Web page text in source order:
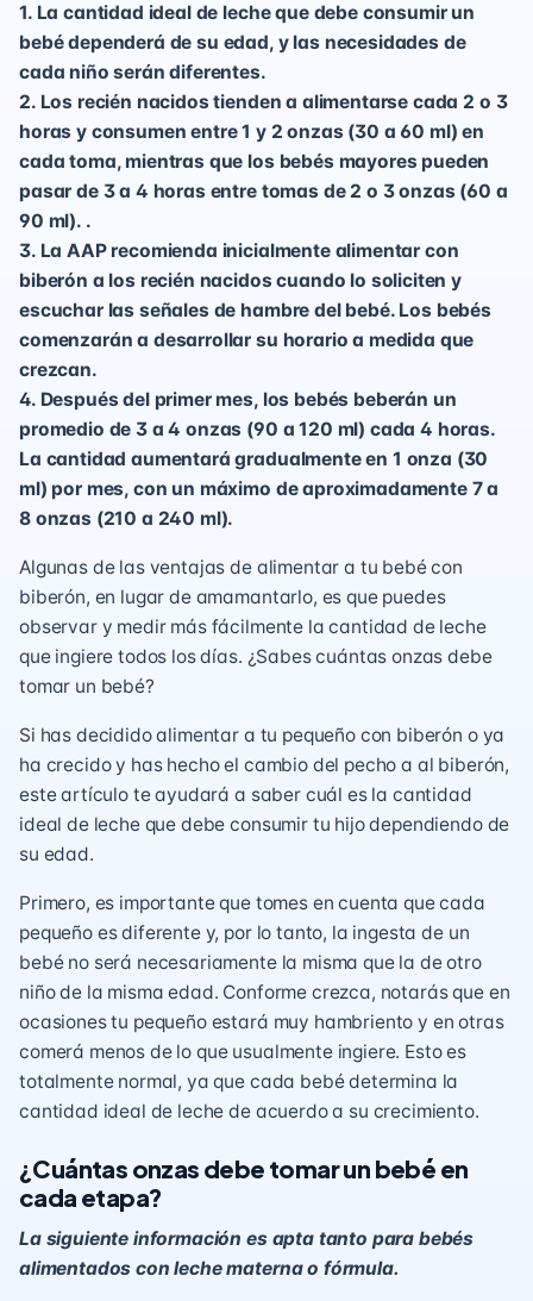
1. La cantidad ideal de leche que debe consumir un
bebé dependerá de su edad, y las necesidades de
cada niño serán diferentes.
2. Los recién nacidos tienden a alimentarse cada 2 o 3
horas y consumen entre 1 y 2 onzas (30 a 60 ml) en
cada toma, mientras que los bebés mayores pueden
pasar de 3 a 4 horas entre tomas de 2 o 3 onzas (60 a
90 ml). .
3. La AAP recomienda inicialmente alimentar con
biberón a los recién nacidos cuando lo soliciten y
escuchar las señales de hambre del bebé. Los bebés
comenzarán a desarrollar su horario a medida que
crezcan.
4. Después del primer mes, los bebés beberán un
promedio de 3 a 4 onzas (90 a 120 ml) cada 4 horas.
La cantidad aumentará gradualmente en 1 onza (30
ml) por mes, con un máximo de aproximadamente 7 a
8 onzas (210 a 240 ml).
Algunas de las ventajas de alimentar a tu bebé con
biberón, en lugar de amamantarlo, es que puedes
observar y medir más fácilmente la cantidad de leche
que ingiere todos los días. ¿Sabes cuántas onzas debe
tomar un bebé?
Si has decidido alimentar a tu pequeño con biberón o ya
ha crecido y has hecho el cambio del pecho a al biberón,
este artículo te ayudará a saber cuál es la cantidad
ideal de leche que debe consumir tu hijo dependiendo de
su edad.
Primero, es importante que tomes en cuenta que cada
pequeño es diferente y, por lo tanto, la ingesta de un
bebé no será necesariamente la misma que la de otro
niño de la misma edad. Conforme crezca, notarás que en
ocasiones tu pequeño estará muy hambriento y en otras
comerá menos de lo que usualmente ingiere. Esto es
totalmente normal, ya que cada bebé determina la
cantidad ideal de leche de acuerdo a su crecimiento.
¿Cuántas onzas debe tomar un bebé en
cada etapa?
La siguiente información es apta tanto para bebés
alimentados con leche materna o fórmula.